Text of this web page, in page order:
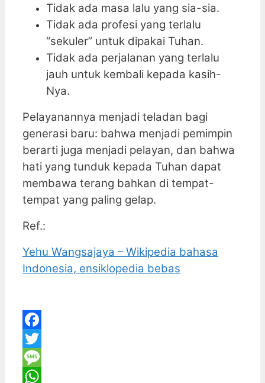
Tidak ada masa lalu yang sia-sia.
Tidak ada profesi yang terlalu
“sekuler” untuk dipakai Tuhan.
Tidak ada perjalanan yang terlalu
jauh untuk kembali kepada kasih-
Nya.
Pelayanannya menjadi teladan bagi
generasi baru: bahwa menjadi pemimpin
berarti juga menjadi pelayan, dan bahwa
hati yang tunduk kepada Tuhan dapat
membawa terang bahkan di tempat-
tempat yang paling gelap.
Ref.:
Yehu Wangsajaya – Wikipedia bahasa
Indonesia, ensiklopedia bebas
Facebook
Twitter
Message